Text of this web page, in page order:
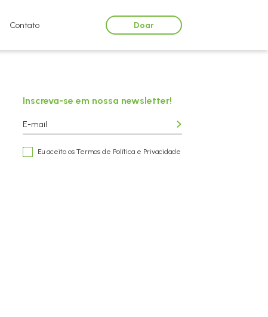
Contato Doar
Inscreva-se em nossa newsletter!
Eu aceito os Termos de Política e Privacidade